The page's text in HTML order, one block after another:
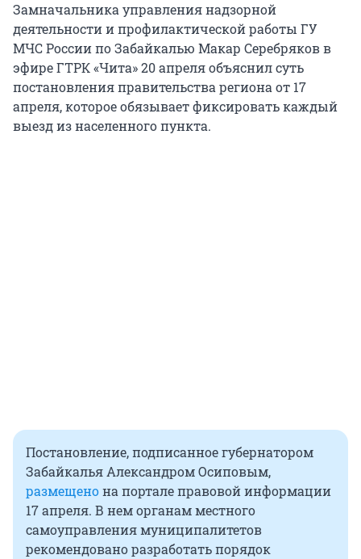
Замначальника управления надзорной
деятельности и профилактической работы ГУ
МЧС России по Забайкалью Макар Серебряков в
эфире ГТРК «Чита» 20 апреля объяснил суть
постановления правительства региона от 17
апреля, которое обязывает фиксировать каждый
выезд из населенного пункта.
Постановление, подписанное губернатором
Забайкалья Александром Осиповым,
размещенона портале правовой информации
17 апреля. В нем органам местного
самоуправления муниципалитетов
рекомендовано разработать порядок